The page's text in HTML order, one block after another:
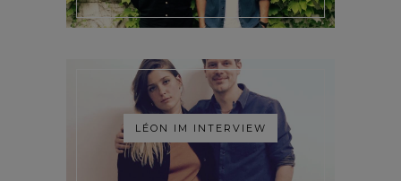
LÉON IM INTERVIEW